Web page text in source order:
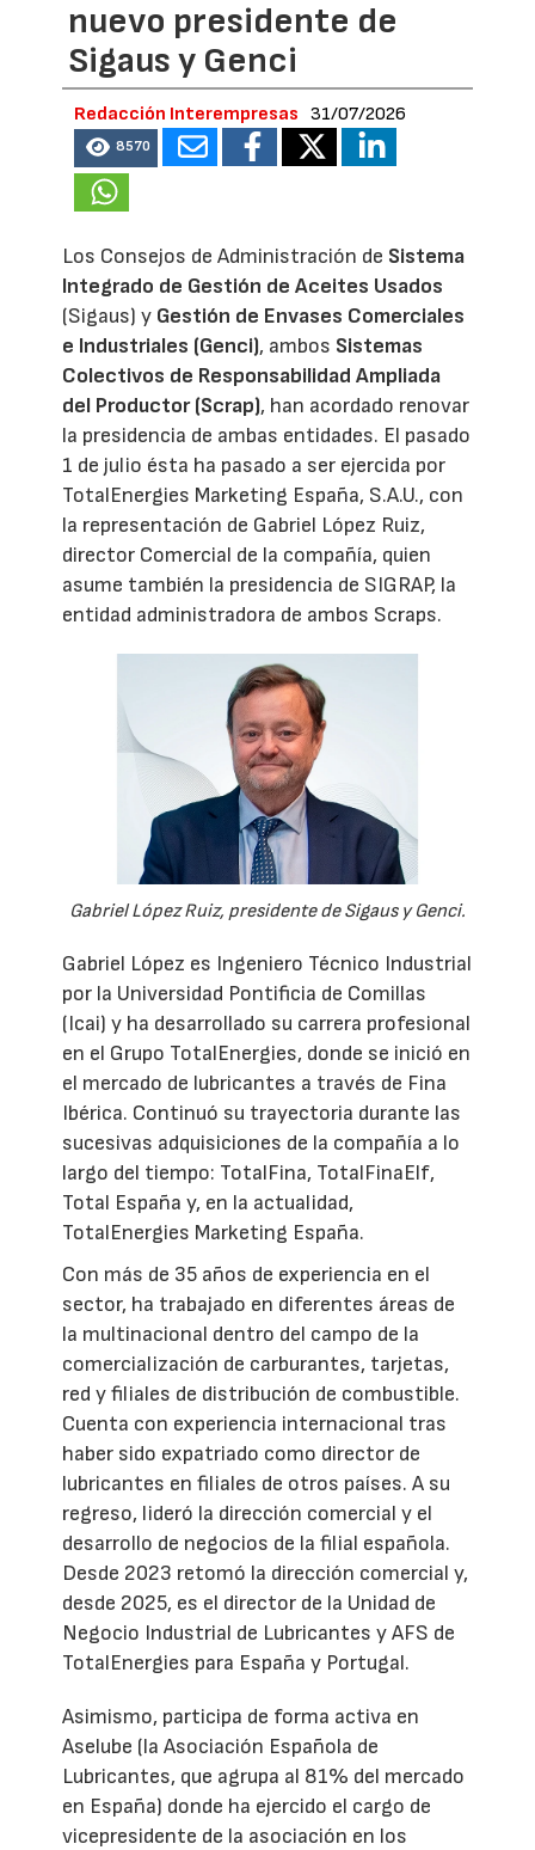
nuevo presidente de
Sigaus y Genci
Redacción Interempresas 31/07/2026
8570
Los Consejos de Administración de Sistema
Integrado de Gestión de Aceites Usados
(Sigaus) y Gestión de Envases Comerciales
e Industriales (Genci), ambos Sistemas
Colectivos de Responsabilidad Ampliada
del Productor (Scrap), han acordado renovar
la presidencia de ambas entidades. El pasado
1 de julio ésta ha pasado a ser ejercida por
TotalEnergies Marketing España, S.A.U., con
la representación de Gabriel López Ruiz,
director Comercial de la compañía, quien
asume también la presidencia de SIGRAP, la
entidad administradora de ambos Scraps.
Gabriel López Ruiz, presidente de Sigaus y Genci.
Gabriel López es Ingeniero Técnico Industrial
por la Universidad Pontificia de Comillas
(Icai) y ha desarrollado su carrera profesional
en el Grupo TotalEnergies, donde se inició en
el mercado de lubricantes a través de Fina
Ibérica. Continuó su trayectoria durante las
sucesivas adquisiciones de la compañía a lo
largo del tiempo: TotalFina, TotalFinaElf,
Total España y, en la actualidad,
TotalEnergies Marketing España.
Con más de 35 años de experiencia en el
sector, ha trabajado en diferentes áreas de
la multinacional dentro del campo de la
comercialización de carburantes, tarjetas,
red y filiales de distribución de combustible.
Cuenta con experiencia internacional tras
haber sido expatriado como director de
lubricantes en filiales de otros países. A su
regreso, lideró la dirección comercial y el
desarrollo de negocios de la filial española.
Desde 2023 retomó la dirección comercial y,
desde 2025, es el director de la Unidad de
Negocio Industrial de Lubricantes y AFS de
TotalEnergies para España y Portugal.
Asimismo, participa de forma activa en
Aselube (la Asociación Española de
Lubricantes, que agrupa al 81% del mercado
en España) donde ha ejercido el cargo de
vicepresidente de la asociación en los